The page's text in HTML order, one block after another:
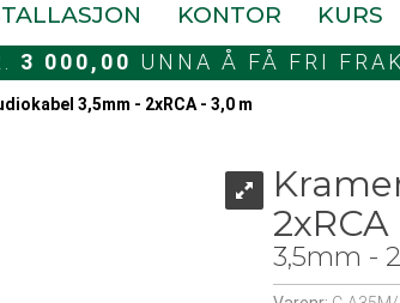
KONTOR KURS
3 000,00 UNNA Å FÅ FRI
3,5mm - 2xRCA - 3,0 m
3,5mm -